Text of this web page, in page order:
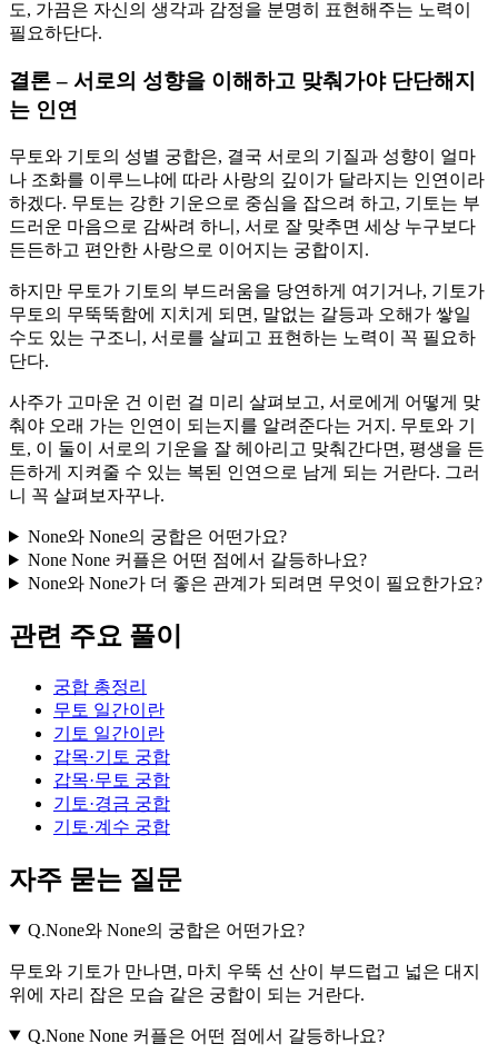
도, 가끔은 자신의 생각과 감정을 분명히 표현해주는 노력이
필요하단다.
결론 – 서로의 성향을 이해하고 맞춰가야 단단해지
는 인연
무토와 기토의 성별 궁합은, 결국 서로의 기질과 성향이 얼마
나 조화를 이루느냐에 따라 사랑의 깊이가 달라지는 인연이라
하겠다. 무토는 강한 기운으로 중심을 잡으려 하고, 기토는 부
드러운 마음으로 감싸려 하니, 서로 잘 맞추면 세상 누구보다
든든하고 편안한 사랑으로 이어지는 궁합이지.
하지만 무토가 기토의 부드러움을 당연하게 여기거나, 기토가
무토의 무뚝뚝함에 지치게 되면, 말없는 갈등과 오해가 쌓일
수도 있는 구조니, 서로를 살피고 표현하는 노력이 꼭 필요하
단다.
사주가 고마운 건 이런 걸 미리 살펴보고, 서로에게 어떻게 맞
춰야 오래 가는 인연이 되는지를 알려준다는 거지. 무토와 기
토, 이 둘이 서로의 기운을 잘 헤아리고 맞춰간다면, 평생을 든
든하게 지켜줄 수 있는 복된 인연으로 남게 되는 거란다. 그러
니 꼭 살펴보자꾸나.
None와 None의 궁합은 어떤가요?
None None 커플은 어떤 점에서 갈등하나요?
None와 None가 더 좋은 관계가 되려면 무엇이 필요한가요?
관련 주요 풀이
궁합 총정리
무토 일간이란
기토 일간이란
갑목·기토 궁합
갑목·무토 궁합
기토·경금 궁합
기토·계수 궁합
자주 묻는 질문
Q.None와 None의 궁합은 어떤가요?
무토와 기토가 만나면, 마치 우뚝 선 산이 부드럽고 넓은 대지
위에 자리 잡은 모습 같은 궁합이 되는 거란다.
Q.None None 커플은 어떤 점에서 갈등하나요?